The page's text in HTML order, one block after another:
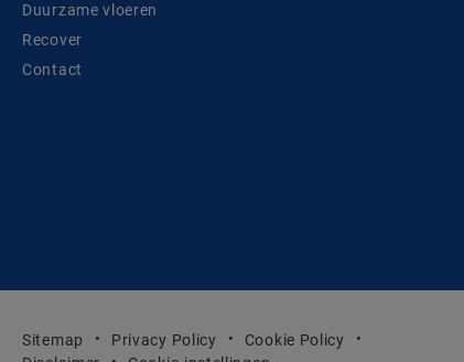
Duurzame vloeren
Recover
Contact
Sitemap Privacy Policy
Cookie Policy